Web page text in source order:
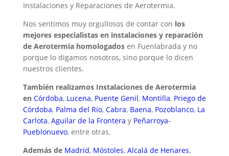
Instalaciones y Reparaciones de Aerotermia.
Nos sentimos muy orgullosos de contar con los
mejores especialistas en instalaciones y reparación
de Aerotermia homologadosen Fuenlabrada y no
porque lo digamos nosotros, sino porque lo dicen
nuestros clientes.
También realizamos Instalaciones de Aerotermia
en Córdoba, Lucena, Puente Genil, Montilla, Priego de
Córdoba, Palma del Río, Cabra, Baena, Pozoblanco, La
Carlota, Aguilar de la Frontera y Peñarroya-
Pueblonuevo, entre otras.
Además de Madrid, Móstoles, Alcalá de Henares,